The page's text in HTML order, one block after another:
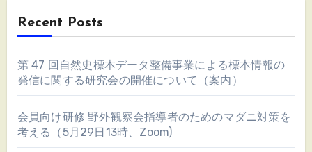
Recent Posts
第 47 回自然史標本データ整備事業による標本情報の
発信に関する研究会の開催について（案内）
会員向け研修 野外観察会指導者のためのマダニ対策を
考える（5月29日13時、Zoom)